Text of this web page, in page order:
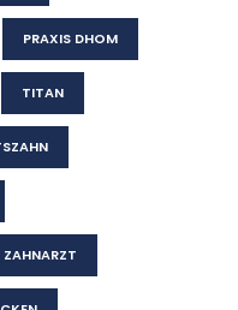
PRAXIS DHOM
TITAN
ZAHNARZT